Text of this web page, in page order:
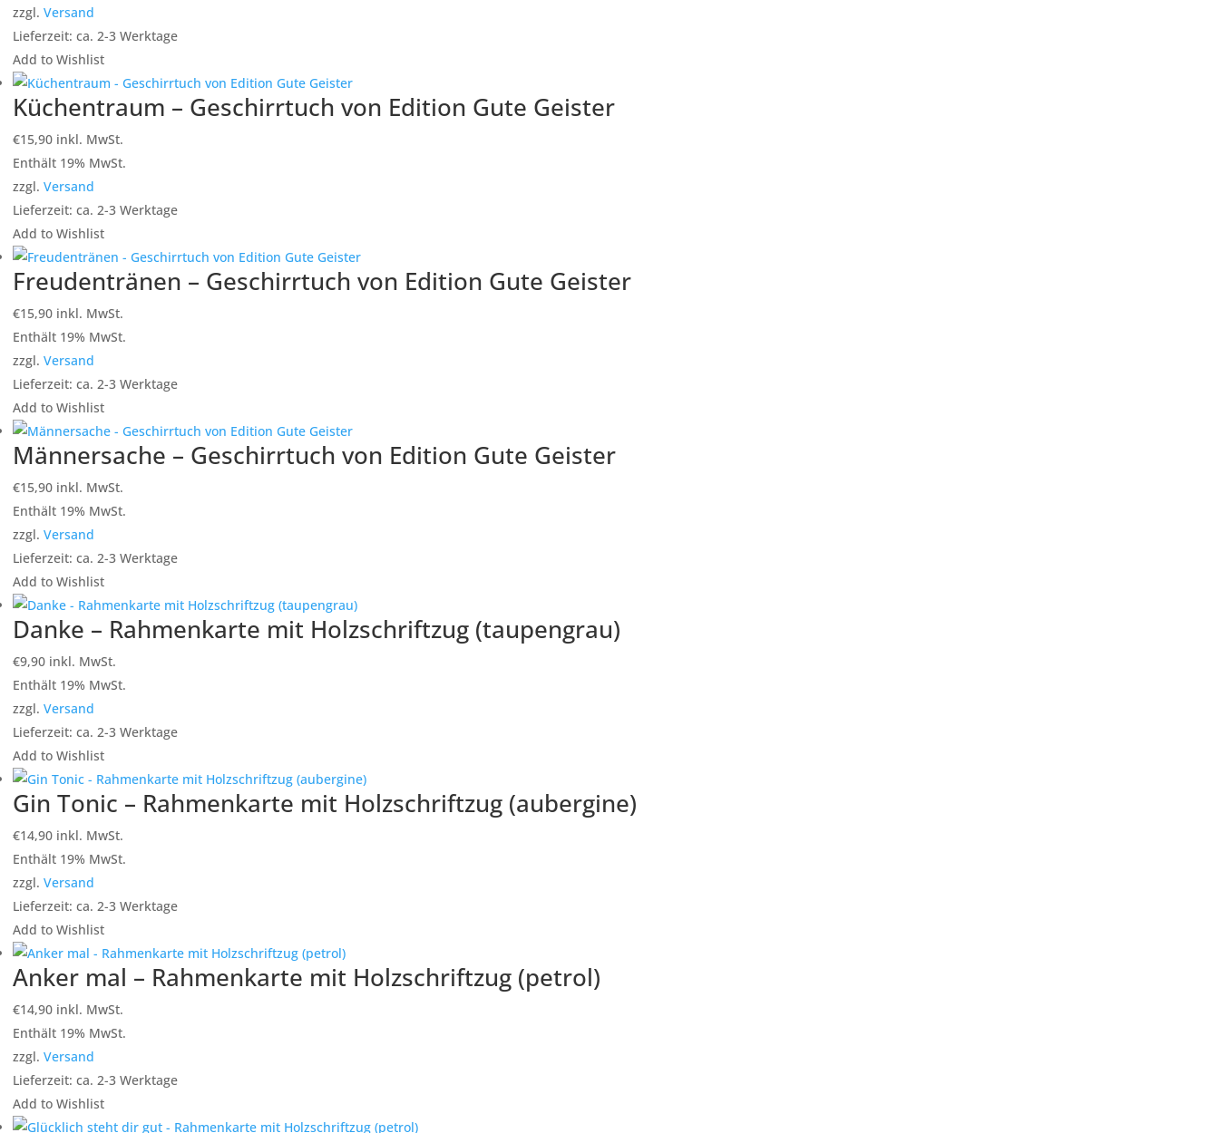
zzgl. Versand
Lieferzeit: ca. 2-3 Werktage
Add to Wishlist
Küchentraum – Geschirrtuch von Edition Gute Geister
€15,90 inkl. MwSt.
Enthält 19% MwSt.
zzgl. Versand
Lieferzeit: ca. 2-3 Werktage
Add to Wishlist
Freudentränen – Geschirrtuch von Edition Gute Geister
€15,90 inkl. MwSt.
Enthält 19% MwSt.
zzgl. Versand
Lieferzeit: ca. 2-3 Werktage
Add to Wishlist
Männersache – Geschirrtuch von Edition Gute Geister
€15,90 inkl. MwSt.
Enthält 19% MwSt.
zzgl. Versand
Lieferzeit: ca. 2-3 Werktage
Add to Wishlist
Danke – Rahmenkarte mit Holzschriftzug (taupengrau)
€9,90 inkl. MwSt.
Enthält 19% MwSt.
zzgl. Versand
Lieferzeit: ca. 2-3 Werktage
Add to Wishlist
Gin Tonic – Rahmenkarte mit Holzschriftzug (aubergine)
€14,90 inkl. MwSt.
Enthält 19% MwSt.
zzgl. Versand
Lieferzeit: ca. 2-3 Werktage
Add to Wishlist
Anker mal – Rahmenkarte mit Holzschriftzug (petrol)
€14,90 inkl. MwSt.
Enthält 19% MwSt.
zzgl. Versand
Lieferzeit: ca. 2-3 Werktage
Add to Wishlist